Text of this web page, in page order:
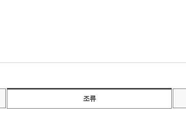
조류